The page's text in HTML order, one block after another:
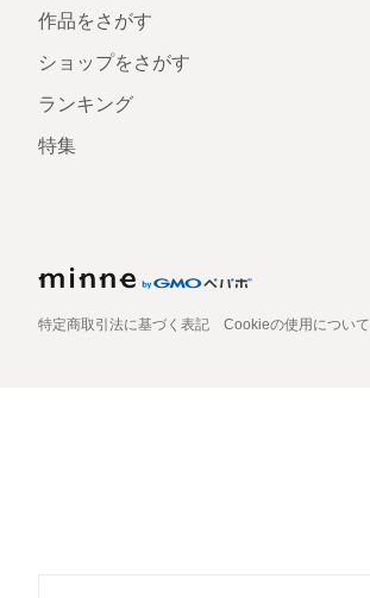
作品をさがす
ショップをさがす
ランキング
特集
特定商取引法に基づく表記 Cookieの使用について